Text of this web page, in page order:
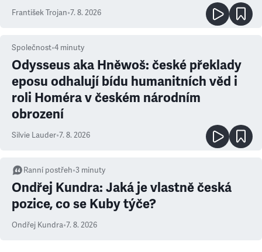
František Trojan•7. 8. 2026
Společnost•4 minuty
Odysseus aka Hněwoš: české překlady
eposu odhalují bídu humanitních věd i
roli Homéra v českém národním
obrození
Silvie Lauder•7. 8. 2026
Ranní postřeh•3 minuty
Ondřej Kundra: Jaká je vlastně česká
pozice, co se Kuby týče?
Ondřej Kundra•7. 8. 2026